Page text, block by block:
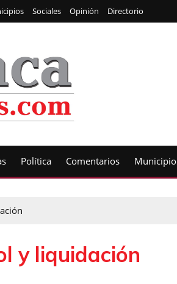
Sociales Opinión Directorio
Política Comentarios
y liquidación